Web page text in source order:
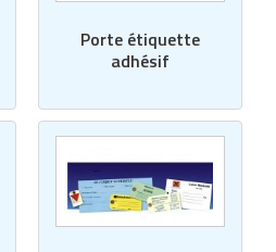
Porte étiquette
adhésif